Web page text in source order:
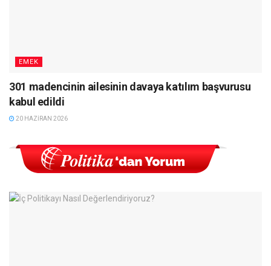
EMEK
301 madencinin ailesinin davaya katılım başvurusu
kabul edildi
20 HAZIRAN 2026